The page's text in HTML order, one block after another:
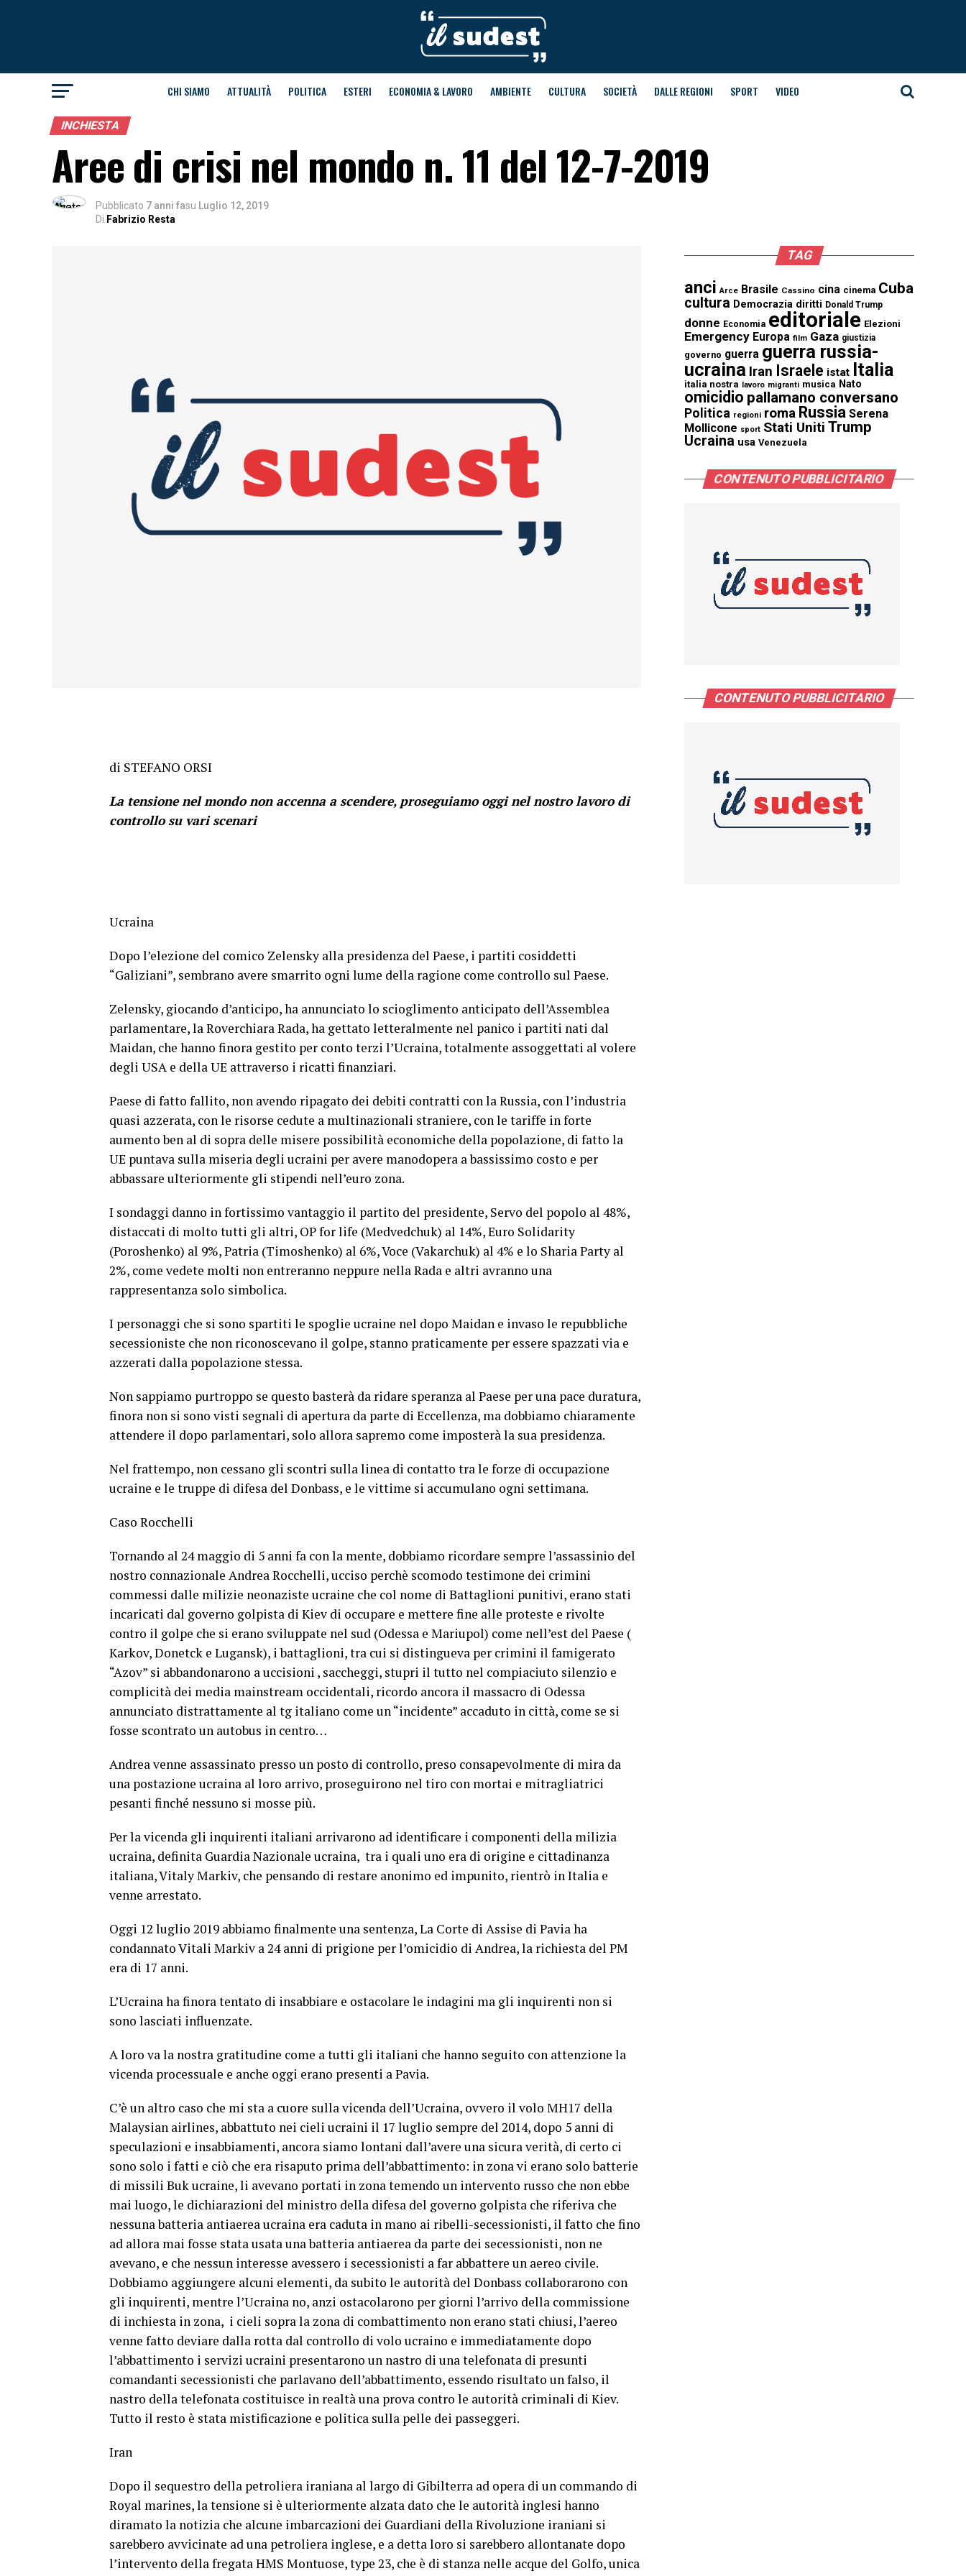
CHI SIAMO ATTUALITÀ POLITICA ESTERI ECONOMIA & LAVORO AMBIENTE CULTURA SOCIETÀ DALLE REGIONI SPORT VIDEO
INCHIESTA
Aree di crisi nel mondo n. 11 del 12-7-2019
Pubblicato 7 anni fasu Luglio 12, 2019
Di Fabrizio Resta
di STEFANO ORSI
La tensione nel mondo non accenna a scendere, proseguiamo oggi nel nostro lavoro di
controllo su vari scenari
Ucraina
Dopo l’elezione del comico Zelensky alla presidenza del Paese, i partiti cosiddetti
“Galiziani”, sembrano avere smarrito ogni lume della ragione come controllo sul Paese.
Zelensky, giocando d’anticipo, ha annunciato lo scioglimento anticipato dell’Assemblea
parlamentare, la Roverchiara Rada, ha gettato letteralmente nel panico i partiti nati dal
Maidan, che hanno finora gestito per conto terzi l’Ucraina, totalmente assoggettati al volere
degli USA e della UE attraverso i ricatti finanziari.
Paese di fatto fallito, non avendo ripagato dei debiti contratti con la Russia, con l’industria
quasi azzerata, con le risorse cedute a multinazionali straniere, con le tariffe in forte
aumento ben al di sopra delle misere possibilità economiche della popolazione, di fatto la
UE puntava sulla miseria degli ucraini per avere manodopera a bassissimo costo e per
abbassare ulteriormente gli stipendi nell’euro zona.
I sondaggi danno in fortissimo vantaggio il partito del presidente, Servo del popolo al 48%,
distaccati di molto tutti gli altri, OP for life (Medvedchuk) al 14%, Euro Solidarity
(Poroshenko) al 9%, Patria (Timoshenko) al 6%, Voce (Vakarchuk) al 4% e lo Sharia Party al
2%, come vedete molti non entreranno neppure nella Rada e altri avranno una
rappresentanza solo simbolica.
I personaggi che si sono spartiti le spoglie ucraine nel dopo Maidan e invaso le repubbliche
secessioniste che non riconoscevano il golpe, stanno praticamente per essere spazzati via e
azzerati dalla popolazione stessa.
Non sappiamo purtroppo se questo basterà da ridare speranza al Paese per una pace duratura,
finora non si sono visti segnali di apertura da parte di Eccellenza, ma dobbiamo chiaramente
attendere il dopo parlamentari, solo allora sapremo come imposterà la sua presidenza.
Nel frattempo, non cessano gli scontri sulla linea di contatto tra le forze di occupazione
ucraine e le truppe di difesa del Donbass, e le vittime si accumulano ogni settimana.
Caso Rocchelli
Tornando al 24 maggio di 5 anni fa con la mente, dobbiamo ricordare sempre l’assassinio del
nostro connazionale Andrea Rocchelli, ucciso perchè scomodo testimone dei crimini
commessi dalle milizie neonaziste ucraine che col nome di Battaglioni punitivi, erano stati
incaricati dal governo golpista di Kiev di occupare e mettere fine alle proteste e rivolte
contro il golpe che si erano sviluppate nel sud (Odessa e Mariupol) come nell’est del Paese (
Karkov, Donetck e Lugansk), i battaglioni, tra cui si distingueva per crimini il famigerato
“Azov” si abbandonarono a uccisioni , saccheggi, stupri il tutto nel compiaciuto silenzio e
complicità dei media mainstream occidentali, ricordo ancora il massacro di Odessa
annunciato distrattamente al tg italiano come un “incidente” accaduto in città, come se si
fosse scontrato un autobus in centro…
Andrea venne assassinato presso un posto di controllo, preso consapevolmente di mira da
una postazione ucraina al loro arrivo, proseguirono nel tiro con mortai e mitragliatrici
pesanti finché nessuno si mosse più.
Per la vicenda gli inquirenti italiani arrivarono ad identificare i componenti della milizia
ucraina, definita Guardia Nazionale ucraina, tra i quali uno era di origine e cittadinanza
italiana, Vitaly Markiv, che pensando di restare anonimo ed impunito, rientrò in Italia e
venne arrestato.
Oggi 12 luglio 2019 abbiamo finalmente una sentenza, La Corte di Assise di Pavia ha
condannato Vitali Markiv a 24 anni di prigione per l’omicidio di Andrea, la richiesta del PM
era di 17 anni.
L’Ucraina ha finora tentato di insabbiare e ostacolare le indagini ma gli inquirenti non si
sono lasciati influenzate.
A loro va la nostra gratitudine come a tutti gli italiani che hanno seguito con attenzione la
vicenda processuale e anche oggi erano presenti a Pavia.
C’è un altro caso che mi sta a cuore sulla vicenda dell’Ucraina, ovvero il volo MH17 della
Malaysian airlines, abbattuto nei cieli ucraini il 17 luglio sempre del 2014, dopo 5 anni di
speculazioni e insabbiamenti, ancora siamo lontani dall’avere una sicura verità, di certo ci
sono solo i fatti e ciò che era risaputo prima dell’abbattimento: in zona vi erano solo batterie
di missili Buk ucraine, li avevano portati in zona temendo un intervento russo che non ebbe
mai luogo, le dichiarazioni del ministro della difesa del governo golpista che riferiva che
nessuna batteria antiaerea ucraina era caduta in mano ai ribelli-secessionisti, il fatto che fino
ad allora mai fosse stata usata una batteria antiaerea da parte dei secessionisti, non ne
avevano, e che nessun interesse avessero i secessionisti a far abbattere un aereo civile.
Dobbiamo aggiungere alcuni elementi, da subito le autorità del Donbass collaborarono con
gli inquirenti, mentre l’Ucraina no, anzi ostacolarono per giorni l’arrivo della commissione
di inchiesta in zona, i cieli sopra la zona di combattimento non erano stati chiusi, l’aereo
venne fatto deviare dalla rotta dal controllo di volo ucraino e immediatamente dopo
l’abbattimento i servizi ucraini presentarono un nastro di una telefonata di presunti
comandanti secessionisti che parlavano dell’abbattimento, essendo risultato un falso, il
nastro della telefonata costituisce in realtà una prova contro le autorità criminali di Kiev.
Tutto il resto è stata mistificazione e politica sulla pelle dei passeggeri.
Iran
Dopo il sequestro della petroliera iraniana al largo di Gibilterra ad opera di un commando di
Royal marines, la tensione si è ulteriormente alzata dato che le autorità inglesi hanno
diramato la notizia che alcune imbarcazioni dei Guardiani della Rivoluzione iraniani si
sarebbero avvicinate ad una petroliera inglese, e a detta loro si sarebbero allontanate dopo
l’intervento della fregata HMS Montuose, type 23, che è di stanza nelle acque del Golfo, unica
TAG
anci Arce Brasile Cassino cina cinema Cuba
cultura Democrazia diritti Donald Trump
donne Economia editoriale Elezioni
Emergency Europa film Gaza giustizia
governo guerra guerra russia-
ucraina Iran Israele istat Italia
italia nostra lavoro migranti musica Nato
omicidio pallamano conversano
Politica regioni roma Russia Serena
Mollicone sport Stati Uniti Trump
Ucraina usa Venezuela
CONTENUTO PUBBLICITARIO
CONTENUTO PUBBLICITARIO